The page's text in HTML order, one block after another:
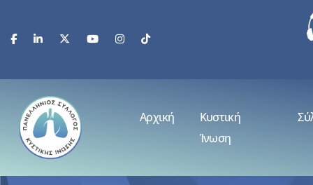
Αρχική
Κυστική
Ίνωση